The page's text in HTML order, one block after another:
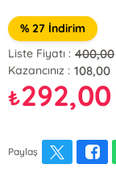
% 27 İndirim
Liste Fiyatı : 400,00
Kazancınız : 108,00
₺292,00
Paylaş